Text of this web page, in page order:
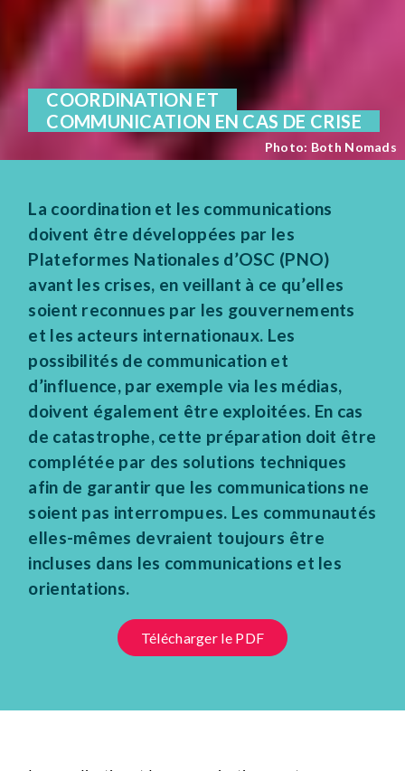
COORDINATION ET
COMMUNICATION EN CAS DE CRISE
Photo: Both Nomads
La coordination et les communications
doivent être développées par les
Plateformes Nationales d’OSC (PNO)
avant les crises, en veillant à ce qu’elles
soient reconnues par les gouvernements
et les acteurs internationaux. Les
possibilités de communication et
d’influence, par exemple via les médias,
doivent également être exploitées. En cas
de catastrophe, cette préparation doit être
complétée par des solutions techniques
afin de garantir que les communications ne
soient pas interrompues. Les communautés
elles-mêmes devraient toujours être
incluses dans les communications et les
orientations.
Télécharger le PDF